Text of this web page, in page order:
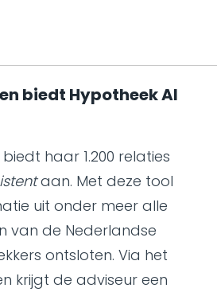
biedt Hypotheek AI
haar 1.200 relaties
aan. Met deze tool
uit onder meer alle
van de Nederlandse
ontsloten. Via het
krijgt de adviseur een